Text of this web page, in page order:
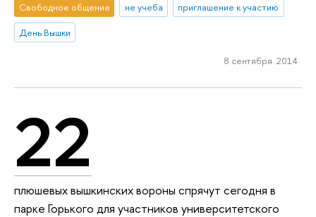
Свободное общение не учеба
приглашение к участию
День Вышки
8 сентября 2014
22
плюшевых вышкинских вороны спрячут сегодня в
парке Горького для участников университетского